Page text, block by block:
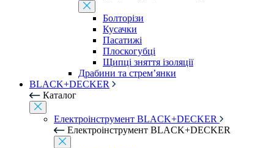
Болторізи
Кусачки
Пасатижі
Плоскогубці
Щипці зняття ізоляції
Драбини та стрем’янки
BLACK+DECKER
Каталог
Електроінструмент BLACK+DECKER
Електроінструмент BLACK+DECKER